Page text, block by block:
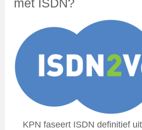
met ISDN?
KPN faseert ISDN definitief